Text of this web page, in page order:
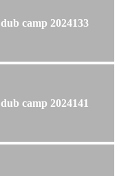
dub camp 2024133
dub camp 2024141